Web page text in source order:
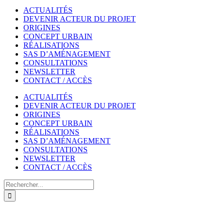
ACTUALITÉS
DEVENIR ACTEUR DU PROJET
ORIGINES
CONCEPT URBAIN
RÉALISATIONS
SAS D’AMÉNAGEMENT
CONSULTATIONS
NEWSLETTER
CONTACT / ACCÈS
ACTUALITÉS
DEVENIR ACTEUR DU PROJET
ORIGINES
CONCEPT URBAIN
RÉALISATIONS
SAS D’AMÉNAGEMENT
CONSULTATIONS
NEWSLETTER
CONTACT / ACCÈS
Rechercher